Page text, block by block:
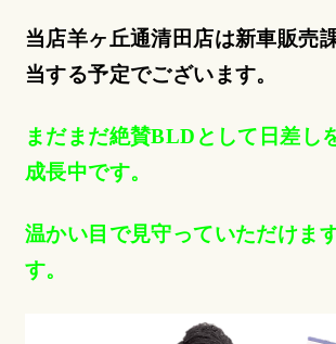
当店羊ヶ丘通清田店は新車販売
当する予定でございます。
まだまだ絶賛BLDとして日差し
成長中です。
温かい目で見守っていただけま
す。